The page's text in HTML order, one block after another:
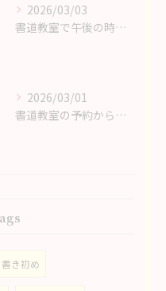
2026/03/03
書道教室で午後の時間を有効活用する静岡県浜松市中央区主婦向け安心ガイド
2026/03/01
書道教室の予約から始める静岡県浜松市中央区で大人が楽しむゆったり体験ガイド
書き初め